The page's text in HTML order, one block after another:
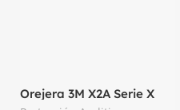
Orejera 3M X2A Serie X
con Banda 24dB